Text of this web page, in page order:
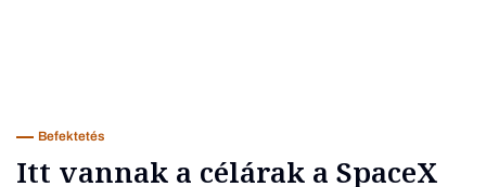
Befektetés
Itt vannak a célárak a SpaceX